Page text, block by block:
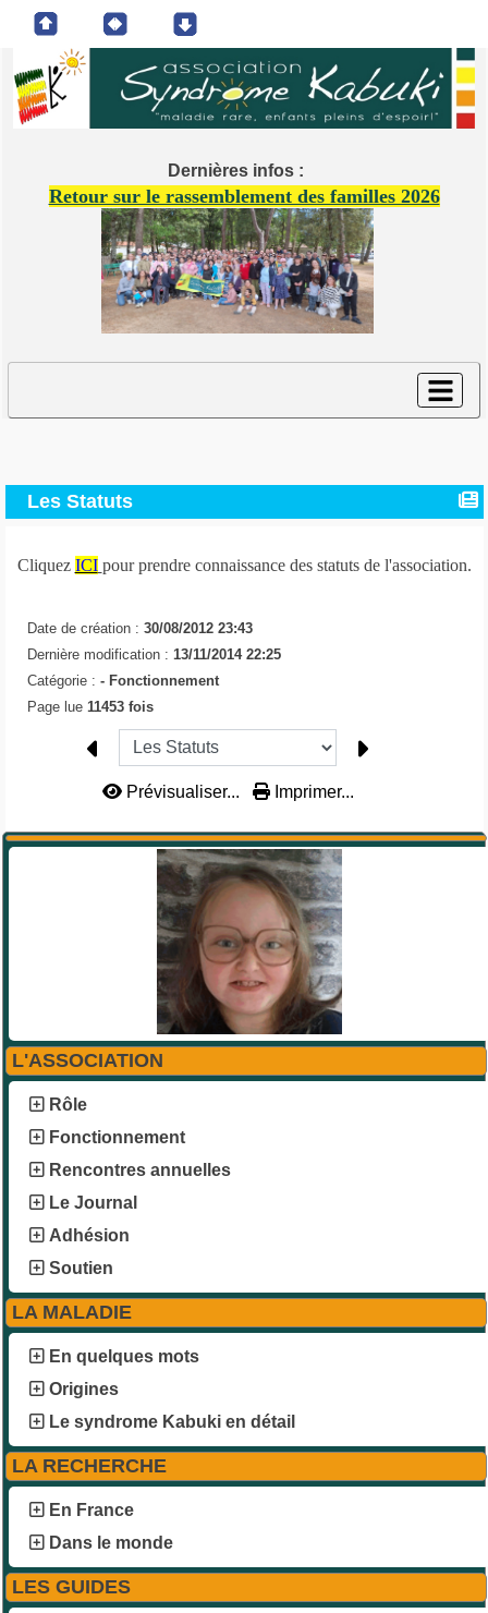
Dernières infos :
Retour sur le rassemblement des familles 2026
L'ASSOCIATION
Rôle
Fonctionnement
Rencontres annuelles
Le Journal
Adhésion
Soutien
LA MALADIE
En quelques mots
Origines
Le syndrome Kabuki en détail
LA RECHERCHE
En France
Dans le monde
LES GUIDES
Les Statuts
Cliquez ICI pour prendre connaissance des statuts de l'association.
Date de création : 30/08/2012 23:43
Dernière modification : 13/11/2014 22:25
Catégorie : - Fonctionnement
Page lue 11453 fois
Prévisualiser... Imprimer...